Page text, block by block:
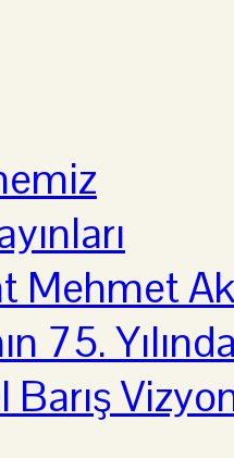
Mehmet
75.
Barış